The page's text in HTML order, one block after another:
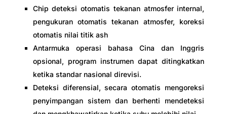
Chip deteksi otomatis tekanan atmosfer internal,
pengukuran otomatis tekanan atmosfer, koreksi
otomatis nilai titik ash
Antarmuka operasi bahasa Cina dan Inggris
opsional, program instrumen dapat ditingkatkan
ketika standar nasional direvisi.
Deteksi diferensial, secara otomatis mengoreksi
penyimpangan sistem dan berhenti mendeteksi